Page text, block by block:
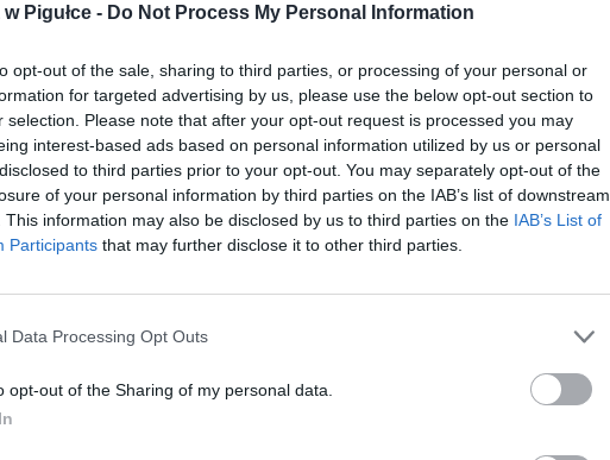
Pigułce - Do Not Process My Personal Information
opt-out of the sale, sharing to third parties, or processing of your personal or
for targeted advertising by us, please use the below opt-out section to
selection. Please note that after your opt-out request is processed you may
interest-based ads based on personal information utilized by us or personal
to third parties prior to your opt-out. You may separately opt-out of the
of your personal information by third parties on the IAB’s list of downstream
This information may also be disclosed by us to third parties on the IAB’s List of
Participants that may further disclose it to other third parties.
Data Processing Opt Outs
opt-out of the Sharing of my personal data.
ad
nas do preferowanych źródeł w Google